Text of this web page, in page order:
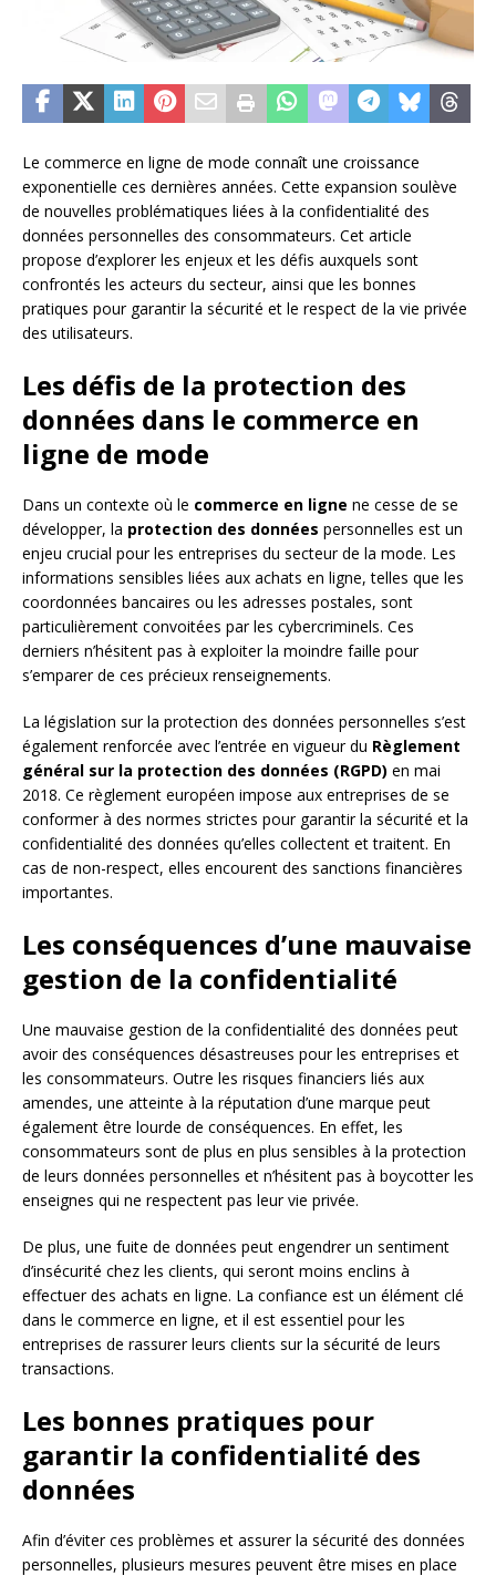
Le commerce en ligne de mode connaît une croissance
exponentielle ces dernières années. Cette expansion soulève
de nouvelles problématiques liées à la confidentialité des
données personnelles des consommateurs. Cet article
propose d’explorer les enjeux et les défis auxquels sont
confrontés les acteurs du secteur, ainsi que les bonnes
pratiques pour garantir la sécurité et le respect de la vie privée
des utilisateurs.
Les défis de la protection des
données dans le commerce en
ligne de mode
Dans un contexte où le commerce en ligne ne cesse de se
développer, la protection des données personnelles est un
enjeu crucial pour les entreprises du secteur de la mode. Les
informations sensibles liées aux achats en ligne, telles que les
coordonnées bancaires ou les adresses postales, sont
particulièrement convoitées par les cybercriminels. Ces
derniers n’hésitent pas à exploiter la moindre faille pour
s’emparer de ces précieux renseignements.
La législation sur la protection des données personnelles s’est
également renforcée avec l’entrée en vigueur du Règlement
général sur la protection des données (RGPD) en mai
2018. Ce règlement européen impose aux entreprises de se
conformer à des normes strictes pour garantir la sécurité et la
confidentialité des données qu’elles collectent et traitent. En
cas de non-respect, elles encourent des sanctions financières
importantes.
Les conséquences d’une mauvaise
gestion de la confidentialité
Une mauvaise gestion de la confidentialité des données peut
avoir des conséquences désastreuses pour les entreprises et
les consommateurs. Outre les risques financiers liés aux
amendes, une atteinte à la réputation d’une marque peut
également être lourde de conséquences. En effet, les
consommateurs sont de plus en plus sensibles à la protection
de leurs données personnelles et n’hésitent pas à boycotter les
enseignes qui ne respectent pas leur vie privée.
De plus, une fuite de données peut engendrer un sentiment
d’insécurité chez les clients, qui seront moins enclins à
effectuer des achats en ligne. La confiance est un élément clé
dans le commerce en ligne, et il est essentiel pour les
entreprises de rassurer leurs clients sur la sécurité de leurs
transactions.
Les bonnes pratiques pour
garantir la confidentialité des
données
Afin d’éviter ces problèmes et assurer la sécurité des données
personnelles, plusieurs mesures peuvent être mises en place